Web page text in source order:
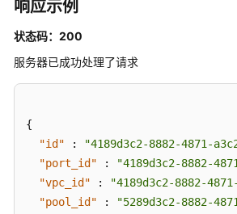
响应示例
状态码：200
服务器已成功处理了请求
{
"id"
: "4189d3c2-8882-4871-
"port_id"
:
"4189d3c2-8882-
"vpc_id"
: "4189d3c2-8882-
"pool_id"
:
"5289d3c2-8882-